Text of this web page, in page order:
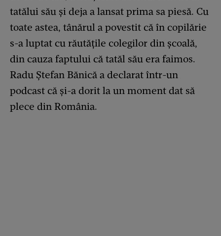
tatălui său și deja a lansat prima sa piesă. Cu
toate astea, tânărul a povestit că în copilărie
s-a luptat cu răutățile colegilor din școală,
din cauza faptului că tatăl său era faimos.
Radu Ștefan Bănică a declarat într-un
podcast că și-a dorit la un moment dat să
plece din România.